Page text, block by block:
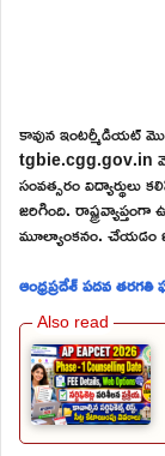
కావున ఇంటర్మీడియట్
tgbie.cgg.gov.in
సంవత్సరం విద్యార్థులు
జరిగింది. రాష్ట్రవ్యాప్తంగా
మూల్యాంకనం. చేయడం
ఆంధ్రప్రదేశ్ పదవ